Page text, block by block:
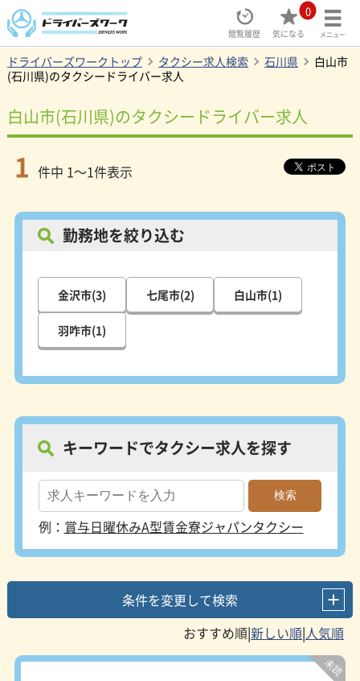
閲覧履歴
0
気になる メニュー
ドライバーズワークトップ タクシー求人検索 石川県
白山市
(石川県)のタクシードライバー求人
白山市(石川県)のタクシードライバー求人
1 件中 1～1件表示
勤務地を絞り込む
金沢市(3) 七尾市(2) 白山市(1)
羽咋市(1)
キーワードでタクシー求人を探す
例： 賞与日曜休みA型賃金寮ジャパンタクシー
条件を変更して検索
|
|